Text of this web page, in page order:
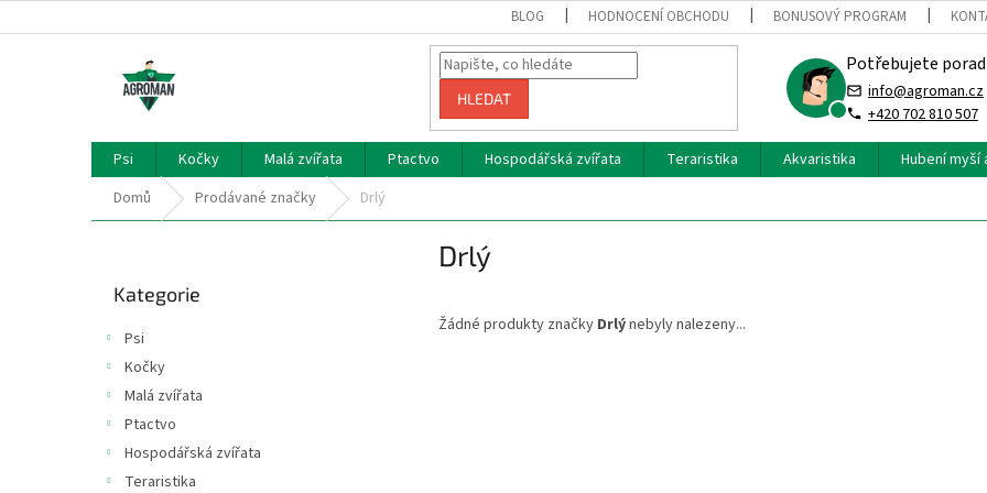
na
BLOG HODNOCENÍ OBCHODU BONUSOVÝ PROGRAM
HLEDAT
Potřebujete
info@agroman.cz
+420 702 810 507
Psi Kočky Malá zvířata Ptactvo Hospodářská zvířata Teraristika Akvaristika Hubení myší
Domů
Prodávané značky Drlý
kategorie
Kategorie
Psi
Kočky
Malá zvířata
Ptactvo
Hospodářská zvířata
Teraristika
Drlý
Žádné produkty značky Drlýnebyly nalezeny...